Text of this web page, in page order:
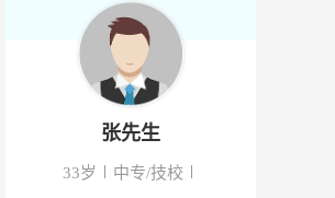
张先生
33岁 中专/技校